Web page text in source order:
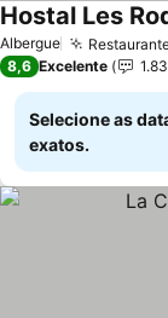
Albergue
Hostal Les
8,6 Excelente
Selecione as
exatos.